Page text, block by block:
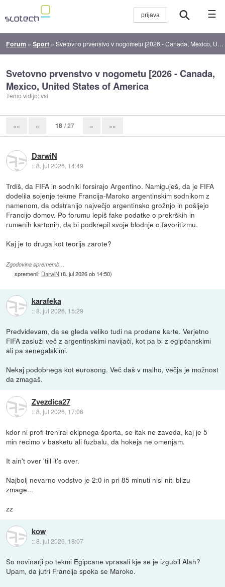
☰
Forum »Šport »Svetovno prvenstvo v nogometu [2026 - Canada, Mexico, United States of America
Svetovno prvenstvo v nogometu [2026 - Canada,
Mexico, United States of America
Temo vidijo: vsi
«« « 18 / 27 » »»
DarwiN
::8. jul 2026, 14:49
Trdiš, da FIFA in sodniki forsirajo Argentino. Namiguješ, da je FIFA
dodelila sojenje tekme Francija-Maroko argentinskim sodnikom z
namenom, da odstranijo največjo argentinsko grožnjo in pošljejo
Francijo domov. Po forumu lepiš fake podatke o prekrških in
rumenih kartonih, da bi podkrepil svoje blodnje o favoritizmu.
Kaj je to druga kot teorija zarote?
Zgodovina sprememb…
spremenil: DarwiN(8. jul 2026 ob 14:50)
karafeka
::8. jul 2026, 15:29
Predvidevam, da se gleda veliko tudi na prodane karte. Verjetno
FIFA zasluži več z argentinskimi navijači, kot pa bi z egipčanskimi
ali pa senegalskimi.
Nekaj podobnega kot eurosong. Več daš v malho, večja je možnost
da zmagaš.
Zvezdica27
::8. jul 2026, 17:06
kdor ni profi treniral ekipnega športa, se itak ne zaveda, kaj je 5
min recimo v basketu ali fuzbalu, da hokeja ne omenjam.
It ain't over 'till it's over.
Najbolj nevarno vodstvo je 2:0 in pri 85 minuti nisi niti blizu
zmage...
zz
kow
::8. jul 2026, 18:07
So novinarji po tekmi Egipcane vprasali kje se je izgubil Alah?
Upam, da jutri Francija spoka se Maroko.